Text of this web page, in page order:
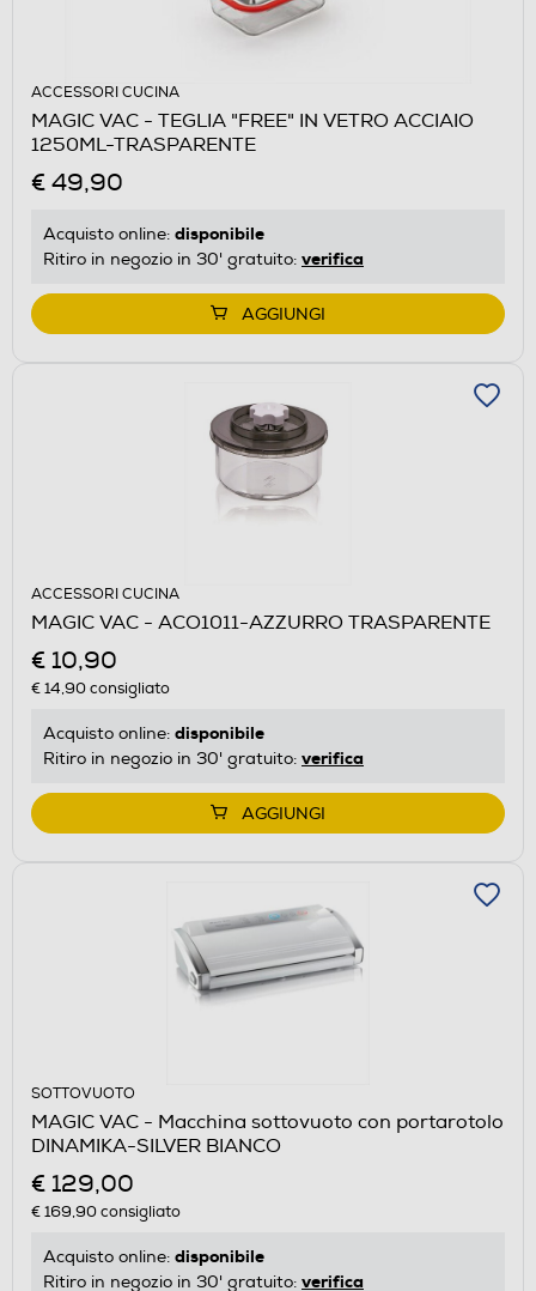
ACCESSORI CUCINA
MAGIC VAC - TEGLIA "FREE" IN VETRO ACCIAIO
1250ML-TRASPARENTE
€ 49,90
Acquisto online: disponibile
Ritiro in negozio in 30' gratuito: verifica
AGGIUNGI
ACCESSORI CUCINA
MAGIC VAC - ACO1011-AZZURRO TRASPARENTE
€ 10,90
€ 14,90consigliato
Acquisto online: disponibile
Ritiro in negozio in 30' gratuito: verifica
AGGIUNGI
SOTTOVUOTO
MAGIC VAC - Macchina sottovuoto con portarotolo
DINAMIKA-SILVER BIANCO
€ 129,00
€ 169,90consigliato
Acquisto online: disponibile
Ritiro in negozio in 30' gratuito: verifica